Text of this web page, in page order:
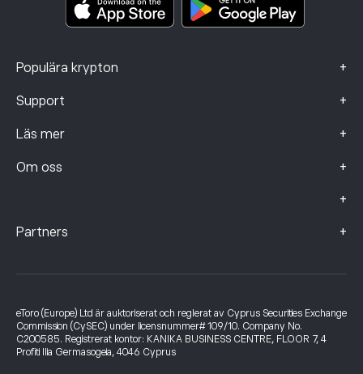
Populära krypton +
Support +
Läs mer +
Om oss +
+
Partners +
eToro (Europe) Ltd är auktoriserat och reglerat av Cyprus Securities Exchange
Commission (CySEC) under licensnummer# 109/10. Company No.
C200585. Registrerat kontor: KANIKA BUSINESS CENTRE, FLOOR 7, 4
Profiti Ilia Germasogeia, 4046 Cyprus